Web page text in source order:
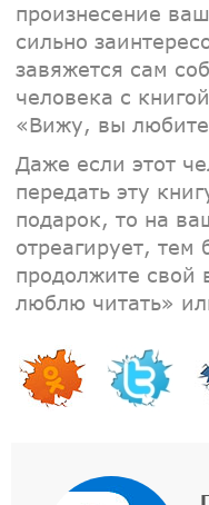
произнесение
сильно
завяжется сам
человека с
«Вижу, вы любите
Даже если этот
передать эту
подарок, то на
отреагирует, тем
продолжите свой
люблю читать»